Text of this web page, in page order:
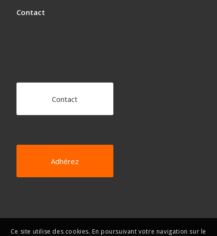
Contact
Contact
Adhérez
© 2019-2025 Mnémosyne – Association pour le développement de
Ce site utilise des cookies. En poursuivant votre navigation sur le